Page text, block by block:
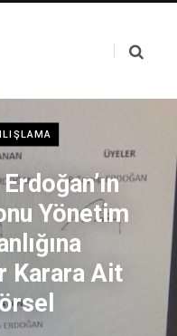
Yönetim
Karara Ait